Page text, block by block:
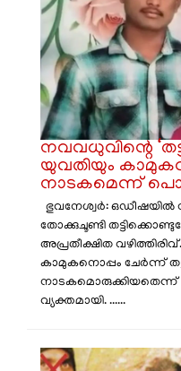
നവവധുവിന്റെ
യുവതിയും
നാടകമെന്ന്
ഭുവനേശ്വർ:
തോക്കുചൂണ്ടി
അപ്രതീക്ഷിത
കാമുകനൊപ്പം ചേർന്ന്
വ്യക്തമായി. ......